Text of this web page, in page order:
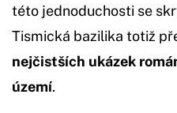
této jednoduchosti se
Tismická bazilika totiž
nejčistších ukázek
území.